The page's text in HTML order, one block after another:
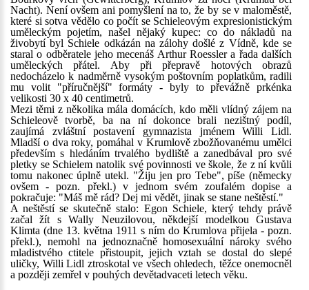
Nacht). Není ovšem ani pomyšlení na to, že by se v maloměstě,
které si sotva vědělo co počít se Schieleovým expresionistickým
uměleckým pojetím, našel nějaký kupec: co do nákladů na
živobytí byl Schiele odkázán na zálohy došlé z Vídně, kde se
staral o odběratele jeho mecenáš Arthur Roessler a řada dalších
uměleckých přátel. Aby při přepravě hotových obrazů
nedocházelo k nadměrně vysokým poštovním poplatkům, radili
mu volit "příručnější" formáty - byly to převážně prkénka
velikosti 30 x 40 centimetrů.
Mezi těmi z několika mála domácích, kdo měli vlídný zájem na
Schieleově tvorbě, ba na ní dokonce brali nezištný podíl,
zaujímá zvláštní postavení gymnazista jménem Willi Lidl.
Mladší o dva roky, pomáhal v Krumlově zbožňovanému umělci
především s hledáním trvalého bydliště a zanedbával pro své
pletky se Schielem natolik své povinnosti ve škole, že z ní kvůli
tomu nakonec úplně utekl. "Žiju jen pro Tebe", píše (německy
ovšem - pozn. překl.) v jednom svém zoufalém dopise a
pokračuje: "Máš mě rád? Dej mi vědět, jinak se stane neštěstí."
A neštěstí se skutečně stalo: Egon Schiele, který tehdy právě
začal žít s Wally Neuzilovou, někdejší modelkou Gustava
Klimta (dne 13. května 1911 s ním do Krumlova přijela - pozn.
překl.), nemohl na jednoznačně homosexuální nároky svého
mladistvého ctitele přistoupit, jejich vztah se dostal do slepé
uličky, Willi Lidl ztroskotal ve všech ohledech, těžce onemocněl
a později zemřel v pouhých devětadvaceti letech věku.